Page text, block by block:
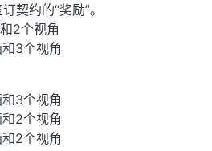
契约的“奖励”。
2个视角
3个视角
3个视角
2个视角
2个视角